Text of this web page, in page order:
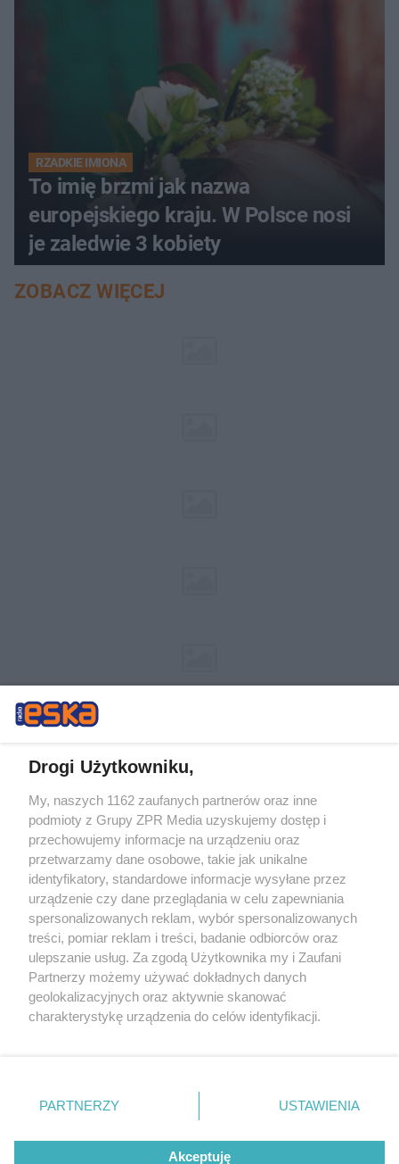
RZADKIE IMIONA
To imię brzmi jak nazwa
europejskiego kraju. W Polsce nosi
je zaledwie 3 kobiety
ZOBACZ WIĘCEJ
Żaden utwór zamieszczony w serwisie nie może być powielany i
rozpowszechniany lub dalej rozpowszechniany w jakikolwiek sposób (w
tym także elektroniczny lub mechaniczny) na jakimkolwiek polu
eksploatacji w jakiejkolwiek formie, włącznie z umieszczaniem w
Internecie bez pisemnej zgody właściciela praw. Jakiekolwiek użycie lub
wykorzystanie utworów w całości lub w części z naruszeniem prawa,
tzn. bez właściwej zgody, jest zabronione pod groźbą kary i może być
ścigane prawnie.
© 2026 Grupa ZPR Media
Drogi Użytkowniku,
My, naszych 1162 zaufanych partnerów oraz inne
podmioty z Grupy ZPR Media uzyskujemy dostęp i
przechowujemy informacje na urządzeniu oraz
przetwarzamy dane osobowe, takie jak unikalne
identyfikatory, standardowe informacje wysyłane przez
urządzenie czy dane przeglądania w celu zapewniania
spersonalizowanych reklam, wybór spersonalizowanych
treści, pomiar reklam i treści, badanie odbiorców oraz
ulepszanie usług. Za zgodą Użytkownika my i Zaufani
Partnerzy możemy używać dokładnych danych
geolokalizacyjnych oraz aktywnie skanować
charakterystykę urządzenia do celów identyfikacji.
zmienić/wycofać klikając przycisk ustawień prywatności
znajdujący się w lewym dolnym rogu strony
rodzaje przetwarzania danych nie wymagają zgody
użytkownika, ale masz prawo sprzeciwić się takiemu
PARTNERZY USTAWIENIA
Akceptuję